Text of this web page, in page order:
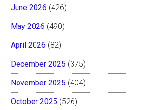
June 2026 (426)
May 2026 (490)
April 2026 (82)
December 2025 (375)
November 2025 (404)
October 2025 (526)